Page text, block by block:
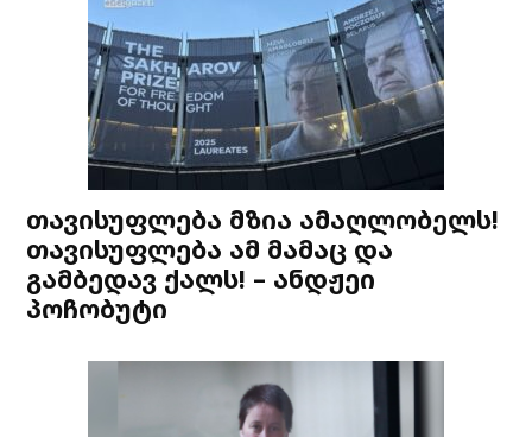
თავისუფლება მზია ამაღლობელს!
თავისუფლება ამ მამაც და
გამბედავ ქალს! – ანდჟეი
პოჩობუტი